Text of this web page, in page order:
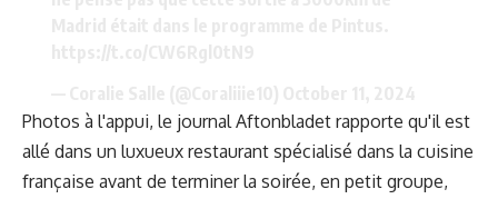
Photos à l'appui, le journal Aftonbladet rapporte qu'il est
allé dans un luxueux restaurant spécialisé dans la cuisine
française avant de terminer la soirée, en petit groupe,